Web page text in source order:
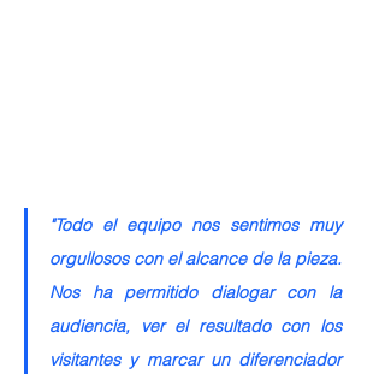
"Todo el equipo nos sentimos muy
orgullosos con el alcance de la pieza.
Nos ha permitido dialogar con la
audiencia, ver el resultado con los
visitantes y marcar un diferenciador